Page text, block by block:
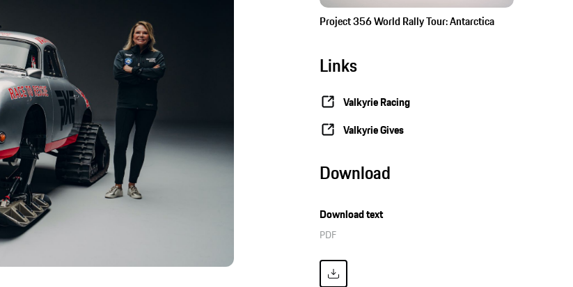
Project 356 World Rally Tour: Antarctica
Links
Valkyrie Racing
Valkyrie Gives
Download
Download text
PDF